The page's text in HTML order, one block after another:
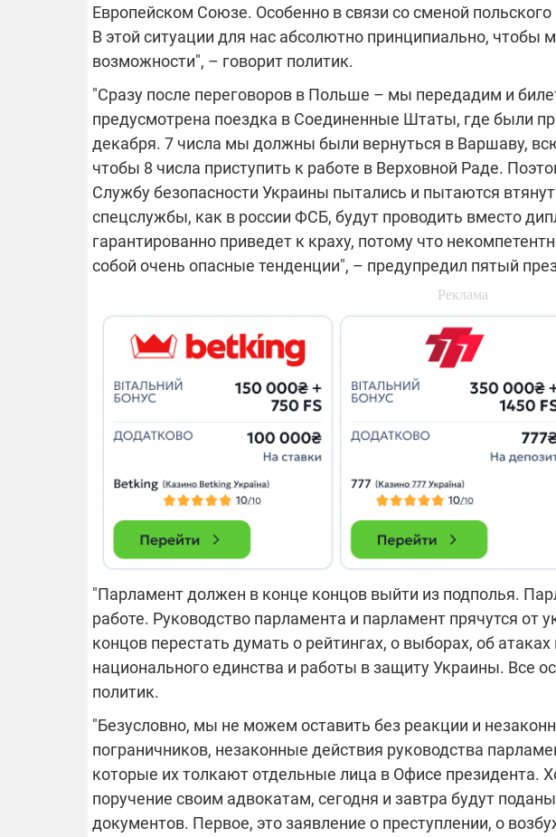
Европейском Союзе. Особенно в связи со сменой
В этой ситуации для нас абсолютно принципиально, чтобы
возможности", – говорит политик.
"Сразу после переговоров в Польше – мы передадим и
предусмотрена поездка в Соединенные Штаты, где были
декабря. 7 числа мы должны были вернуться в Варшаву,
чтобы 8 числа приступить к работе в Верховной Раде.
Службу безопасности Украины пытались и пытаются
спецслужбы, как в россии ФСБ, будут проводить вместо
гарантированно приведет к краху, потому что
собой очень опасные тенденции", – предупредил пятый
"Парламент должен в конце концов выйти из подполья.
работе. Руководство парламента и парламент прячутся от
концов перестать думать о рейтингах, о выборах, об
национального единства и работы в защиту Украины. Все
политик.
"Безусловно, мы не можем оставить без реакции и
пограничников, незаконные действия руководства
которые их толкают отдельные лица в Офисе президента.
поручение своим адвокатам, сегодня и завтра будут
документов. Первое, это заявление о преступлении, о